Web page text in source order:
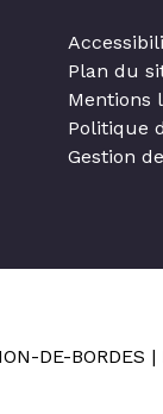
Plan du
Mentions
Politique
Gestion
DE-BORDES |